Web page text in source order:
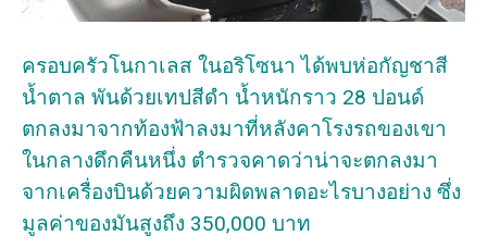
ครอบครัวโนกาเลส ในอริโซนา ได้พบห่อกัญชาสี
น้ำตาล พันด้วยเทปสีดำ น้ำหนักราว 28 ปอนด์
ตกลงมาจากท้องฟ้าลงมาที่หลังคาโรงรถของเขา
ในกลางดึกคืนหนึ่ง ตำรวจคาดว่าน่าจะตกลงมา
จากเครื่องบินด้วยความผิดพลาดอะไรบางอย่าง ซึ่ง
มูลค่าของมันสูงถึง 350,000 บาท